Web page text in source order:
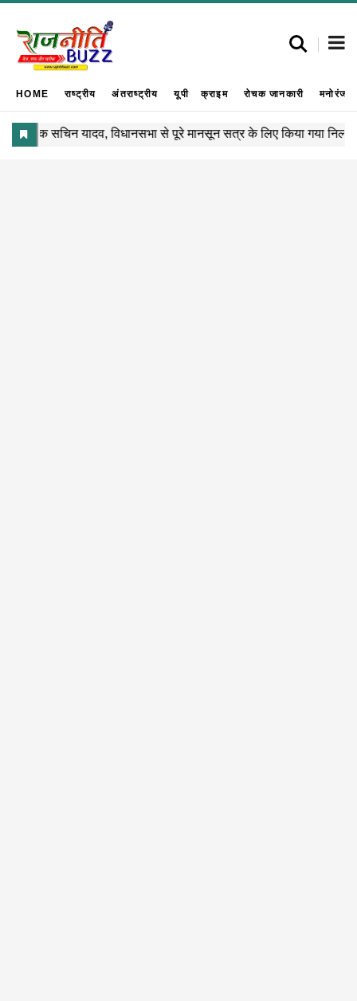
HOME राष्ट्रीय अंतराष्ट्रीय यूपी क्राइम रोचक जानकारी मनोरंजन